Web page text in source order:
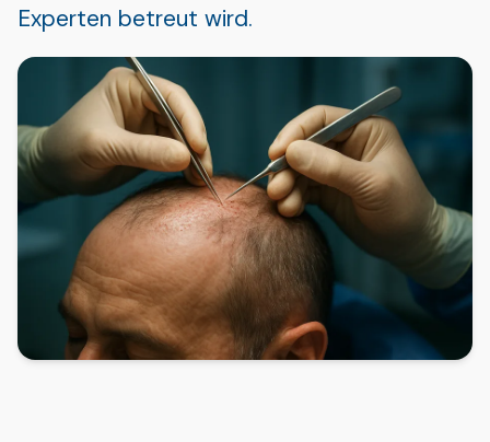
Experten betreut wird.